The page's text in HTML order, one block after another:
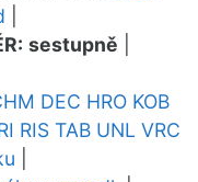
sestupně
DEC HRO KOB
RIS TAB UNL VRC